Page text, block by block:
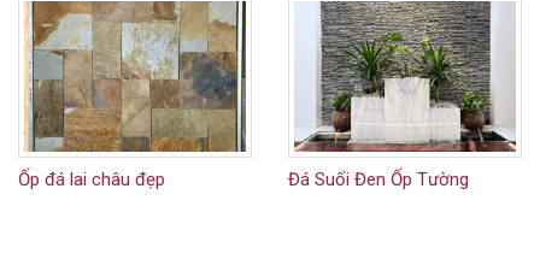
Ốp đá lai châu đẹp Đá Suối Đen Ốp Tường